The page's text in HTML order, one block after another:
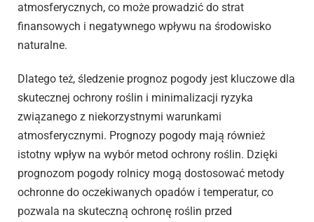
atmosferycznych, co może prowadzić do strat
finansowych i negatywnego wpływu na środowisko
naturalne.
Dlatego też, śledzenie prognoz pogody jest kluczowe dla
skutecznej ochrony roślin i minimalizacji ryzyka
związanego z niekorzystnymi warunkami
atmosferycznymi. Prognozy pogody mają również
istotny wpływ na wybór metod ochrony roślin. Dzięki
prognozom pogody rolnicy mogą dostosować metody
ochronne do oczekiwanych opadów i temperatur, co
pozwala na skuteczną ochronę roślin przed